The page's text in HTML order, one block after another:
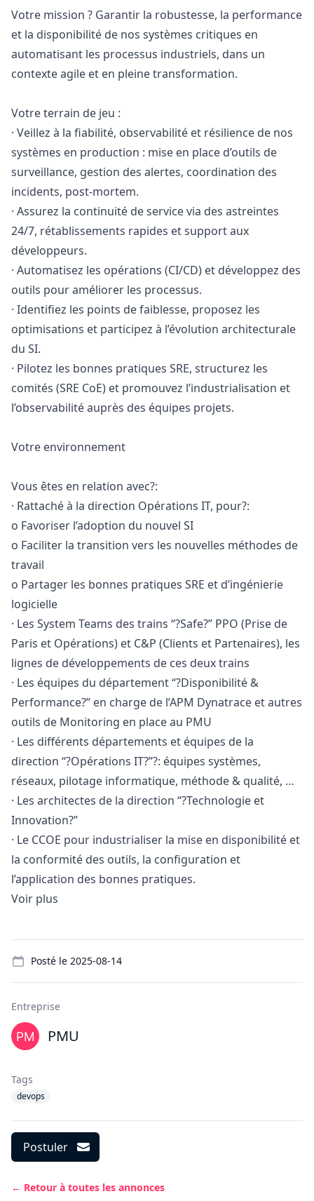
Votre mission ? Garantir la robustesse, la performance
et la disponibilité de nos systèmes critiques en
automatisant les processus industriels, dans un
contexte agile et en pleine transformation.
Votre terrain de jeu :
· Veillez à la fiabilité, observabilité et résilience de nos
systèmes en production : mise en place d’outils de
surveillance, gestion des alertes, coordination des
incidents, post-mortem.
· Assurez la continuité de service via des astreintes
24/7, rétablissements rapides et support aux
développeurs.
· Automatisez les opérations (CI/CD) et développez des
outils pour améliorer les processus.
· Identifiez les points de faiblesse, proposez les
optimisations et participez à l’évolution architecturale
du SI.
· Pilotez les bonnes pratiques SRE, structurez les
comités (SRE CoE) et promouvez l’industrialisation et
l’observabilité auprès des équipes projets.
Votre environnement
Vous êtes en relation avec?:
· Rattaché à la direction Opérations IT, pour?:
o Favoriser l’adoption du nouvel SI
o Faciliter la transition vers les nouvelles méthodes de
travail
o Partager les bonnes pratiques SRE et d’ingénierie
logicielle
· Les System Teams des trains “?Safe?” PPO (Prise de
Paris et Opérations) et C&P (Clients et Partenaires), les
lignes de développements de ces deux trains
· Les équipes du département “?Disponibilité &
Performance?” en charge de l’APM Dynatrace et autres
outils de Monitoring en place au PMU
· Les différents départements et équipes de la
direction “?Opérations IT?”?: équipes systèmes,
réseaux, pilotage informatique, méthode & qualité, …
· Les architectes de la direction “?Technologie et
Innovation?”
· Le CCOE pour industrialiser la mise en disponibilité et
la conformité des outils, la configuration et
l’application des bonnes pratiques.
Voir plus
Posté le 2025-08-14
Entreprise
PMU
Tags
devops
Postuler
← Retour à toutes les annonces